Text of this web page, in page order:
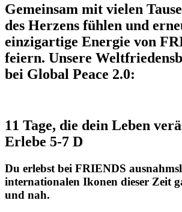
Gemeinsam mit vielen Tausend die Welle
des Herzens fühlen und
einzigartige Energie von
feiern. Unsere Weltfriedens­botschafter
bei Global Peace 2.0:
11 Tage, die dein Leben
Erlebe 5-7 D
Du erlebst bei FRIENDS
inter­nationalen Ikonen dieser Zeit
und nah.